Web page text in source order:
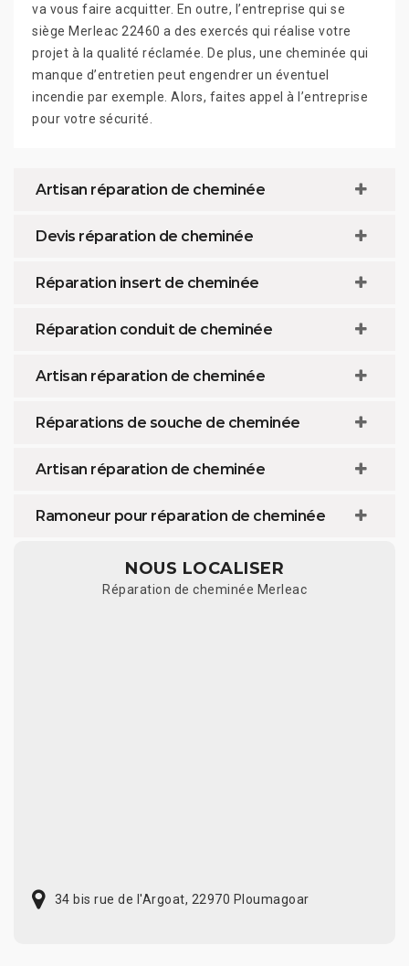
va vous faire acquitter. En outre, l’entreprise qui se
siège Merleac 22460 a des exercés qui réalise votre
projet à la qualité réclamée. De plus, une cheminée qui
manque d’entretien peut engendrer un éventuel
incendie par exemple. Alors, faites appel à l’entreprise
pour votre sécurité.
Artisan réparation de cheminée
Devis réparation de cheminée
Réparation insert de cheminée
Réparation conduit de cheminée
Artisan réparation de cheminée
Réparations de souche de cheminée
Artisan réparation de cheminée
Ramoneur pour réparation de cheminée
NOUS LOCALISER
Réparation de cheminée Merleac
34 bis rue de l'Argoat, 22970 Ploumagoar